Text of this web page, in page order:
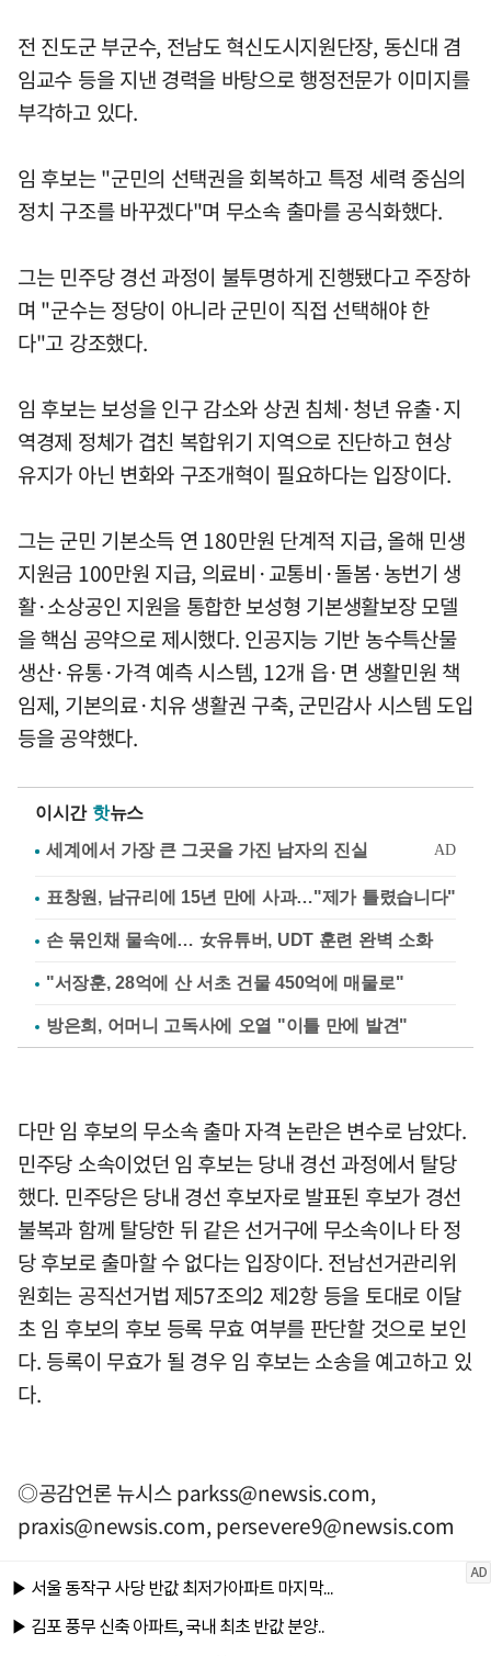
전 진도군 부군수, 전남도 혁신도시지원단장, 동신대 겸
임교수 등을 지낸 경력을 바탕으로 행정전문가 이미지를
부각하고 있다.
임 후보는 "군민의 선택권을 회복하고 특정 세력 중심의
정치 구조를 바꾸겠다"며 무소속 출마를 공식화했다.
그는 민주당 경선 과정이 불투명하게 진행됐다고 주장하
며 "군수는 정당이 아니라 군민이 직접 선택해야 한
다"고 강조했다.
임 후보는 보성을 인구 감소와 상권 침체·청년 유출·지
역경제 정체가 겹친 복합위기 지역으로 진단하고 현상
유지가 아닌 변화와 구조개혁이 필요하다는 입장이다.
그는 군민 기본소득 연 180만원 단계적 지급, 올해 민생
지원금 100만원 지급, 의료비·교통비·돌봄·농번기 생
활·소상공인 지원을 통합한 보성형 기본생활보장 모델
을 핵심 공약으로 제시했다. 인공지능 기반 농수특산물
생산·유통·가격 예측 시스템, 12개 읍·면 생활민원 책
임제, 기본의료·치유 생활권 구축, 군민감사 시스템 도입
등을 공약했다.
이시간 핫뉴스
표창원, 남규리에 15년 만에 사과…"제가 틀렸습니다"
손 묶인채 물속에… 女유튜버, UDT 훈련 완벽 소화
"서장훈, 28억에 산 서초 건물 450억에 매물로"
방은희, 어머니 고독사에 오열 "이틀 만에 발견"
다만 임 후보의 무소속 출마 자격 논란은 변수로 남았다.
민주당 소속이었던 임 후보는 당내 경선 과정에서 탈당
했다. 민주당은 당내 경선 후보자로 발표된 후보가 경선
불복과 함께 탈당한 뒤 같은 선거구에 무소속이나 타 정
당 후보로 출마할 수 없다는 입장이다. 전남선거관리위
원회는 공직선거법 제57조의2 제2항 등을 토대로 이달
초 임 후보의 후보 등록 무효 여부를 판단할 것으로 보인
다. 등록이 무효가 될 경우 임 후보는 소송을 예고하고 있
다.
◎공감언론 뉴시스parkss@newsis.com,
praxis@newsis.com,persevere9@newsis.com